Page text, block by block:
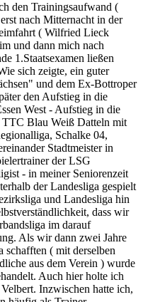
den Trainingsaufwand (
nach Mitternacht in der
( Wilfried Lieck
und dann mich nach
1.Staatsexamen ließen
sich zeigte, ein guter
und dem Ex-Bottroper
den Aufstieg in die
West - Aufstieg in die
TTC Blau Weiß Datteln mit
Schalke 04,
Stadtmeister in
der LSG
- in meiner Seniorenzeit
der Landesliga gespielt
und Landesliga hin
dass wir
im darauf
Als wir dann zwei Jahre
schafften ( mit derselben
aus dem Verein ) wurde
Auch hier holte ich
Inzwischen hatte ich,